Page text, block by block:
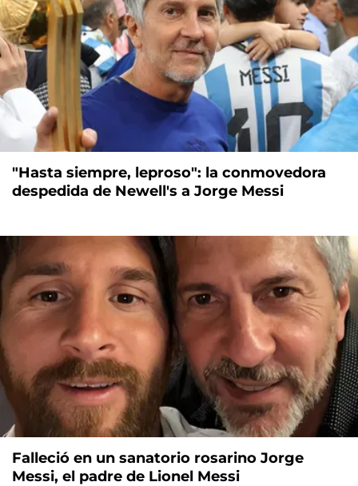
"Hasta siempre, leproso": la conmovedora
despedida de Newell's a Jorge Messi
Falleció en un sanatorio rosarino Jorge
Messi, el padre de Lionel Messi